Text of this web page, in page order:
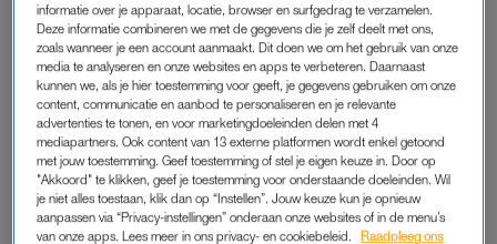
Burgemeester Roger de Groot zei dinsdagmiddag tijdens een
persconferentie dat de kinderen van het gezin tussen de 18 en
25 jaar oud zijn. De moeder zou al zijn overleden voordat het
gezin negen jaar geleden in het pand kwam wonen. De
burgemeester sprak van “provisorisch ingerichte woonruimtes
waarin het gezin een teruggetrokken bestaan” leidde. Geen
van de gezinsleden stond ingeschreven bij de
basisadministratie. Dit kan verklaren waarom ze onder de
radar van zorginstanties zijn gebleven.
informatie over je apparaat, locatie, browser en surfgedrag te verzamelen.
Deze informatie combineren we met de gegevens die je zelf deelt met ons,
zoals wanneer je een account aanmaakt. Dit doen we om het gebruik van onze
media te analyseren en onze websites en apps te verbeteren. Daarnaast
kunnen we, als je hier toestemming voor geeft, je gegevens gebruiken om onze
content, communicatie en aanbod te personaliseren en je relevante
advertenties te tonen, en voor marketingdoeleinden delen met 4
mediapartners. Ook content van 13 externe platformen wordt enkel getoond
met jouw toestemming. Geef toestemming of stel je eigen keuze in. Door op
"Akkoord" te klikken, geef je toestemming voor onderstaande doeleinden. Wil
je niet alles toestaan, klik dan op “Instellen”. Jouw keuze kun je opnieuw
aanpassen via “Privacy-instellingen” onderaan onze websites of in de menu’s
van onze apps. Lees meer in ons privacy- en cookiebeleid.
Raadpleeg ons